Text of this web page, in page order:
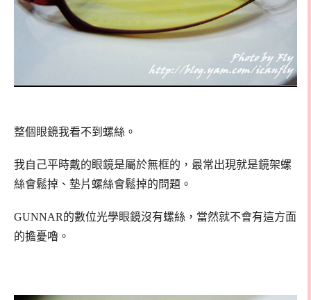
整個眼鏡我看不到螺絲。
我自己平時戴的眼鏡是屬於無框的，最常出現就是鏡架螺
絲會鬆掉、墊片螺絲會鬆掉的問題。
GUNNAR的數位光學眼鏡沒有螺絲，當然就不會有這方面
的擔憂嚕。